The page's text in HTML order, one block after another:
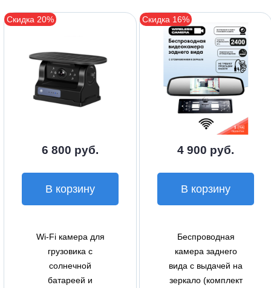
Скидка 20%
6 800 руб.
В корзину
Wi-Fi камера для
грузовика с
солнечной
батареей и
Скидка 16%
4 900 руб.
В корзину
Беспроводная
камера заднего
вида с выдачей на
зеркало (комплект